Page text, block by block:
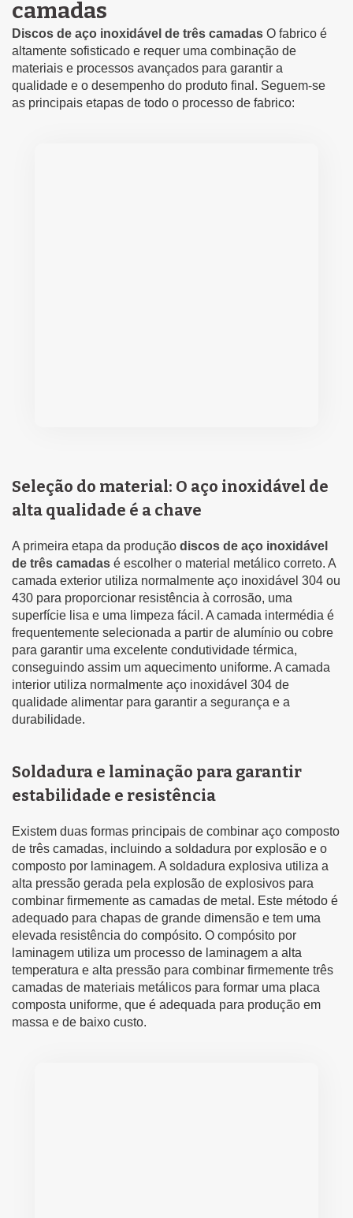
camadas
Discos de aço inoxidável de três camadas O fabrico é
altamente sofisticado e requer uma combinação de
materiais e processos avançados para garantir a
qualidade e o desempenho do produto final. Seguem-se
as principais etapas de todo o processo de fabrico:
Seleção do material: O aço inoxidável de
alta qualidade é a chave
A primeira etapa da produção discos de aço inoxidável
de três camadas é escolher o material metálico correto. A
camada exterior utiliza normalmente aço inoxidável 304 ou
430 para proporcionar resistência à corrosão, uma
superfície lisa e uma limpeza fácil. A camada intermédia é
frequentemente selecionada a partir de alumínio ou cobre
para garantir uma excelente condutividade térmica,
conseguindo assim um aquecimento uniforme. A camada
interior utiliza normalmente aço inoxidável 304 de
qualidade alimentar para garantir a segurança e a
durabilidade.
Soldadura e laminação para garantir
estabilidade e resistência
Existem duas formas principais de combinar aço composto
de três camadas, incluindo a soldadura por explosão e o
composto por laminagem. A soldadura explosiva utiliza a
alta pressão gerada pela explosão de explosivos para
combinar firmemente as camadas de metal. Este método é
adequado para chapas de grande dimensão e tem uma
elevada resistência do compósito. O compósito por
laminagem utiliza um processo de laminagem a alta
temperatura e alta pressão para combinar firmemente três
camadas de materiais metálicos para formar uma placa
composta uniforme, que é adequada para produção em
massa e de baixo custo.